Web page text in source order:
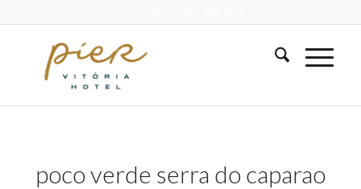
poco verde serra do caparao